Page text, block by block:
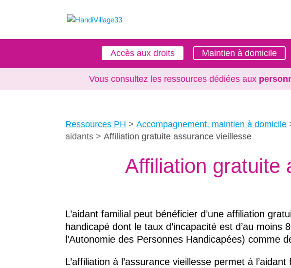
Accès aux droits Maintien à domicile
Vous consultez les ressources dédiées aux
Ressources PH Accompagnement, maintien à domicile
aidants
Affiliation gratuite assurance vieillesse
Affiliation gratuite
L’aidant familial peut bénéficier d’une affiliation
handicapé dont le taux d’incapacité est d’au
l’Autonomie des Personnes Handicapées) comme
L’affiliation à l’assurance vieillesse permet à